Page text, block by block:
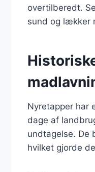
overtilberedt.
sund og lækker
Nyretapper har
dage af
undtagelse. De
hvilket gjorde